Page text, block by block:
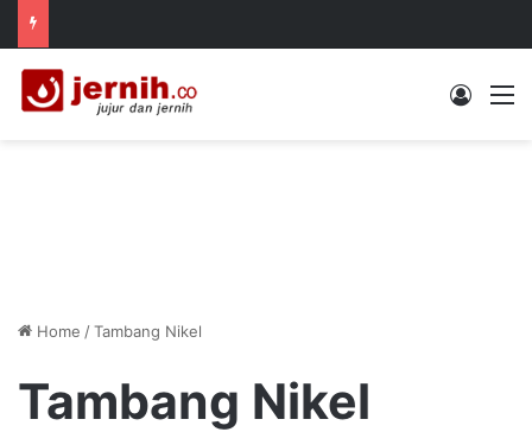
Log In
Home /Tambang Nikel
Tambang Nikel